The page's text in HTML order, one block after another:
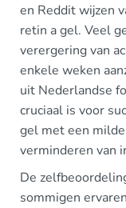
en Reddit wijzen
retin a gel. Veel
verergering van
enkele weken
uit Nederlandse
cruciaal is voor
gel met een
verminderen van
De
sommigen